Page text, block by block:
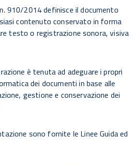
910/2014 definisce il documento
contenuto conservato in forma
testo o registrazione sonora, visiva
è tenuta ad adeguare i propri
dei documenti in base alle
gestione e conservazione dei
sono fornite le Linee Guida ed